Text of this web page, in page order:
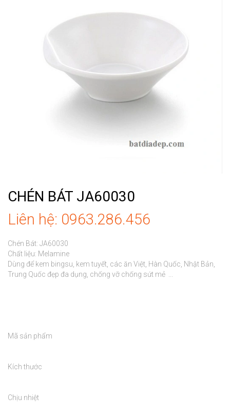
CHÉN BÁT JA60030
Liên hệ: 0963.286.456
Chén Bát: JA60030
Chất liệu: Melamine
Dùng để kem bingsu, kem tuyết, các ăn Việt, Hàn Quốc, Nhật Bản,
Trung Quốc đẹp đa dụng, chống vỡ chống sứt mẻ  ...
Mã sản phẩm
Kích thước
Chịu nhiệt